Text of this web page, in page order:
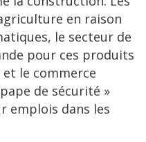
en raison
le secteur de
pour ces produits
le commerce
de sécurité »
emplois dans les